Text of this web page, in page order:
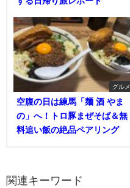
グルメ
空腹の日は練馬「麺 酒 やま
の」へ！トロ豚まぜそば＆無
料追い飯の絶品ペアリング
関連キーワード